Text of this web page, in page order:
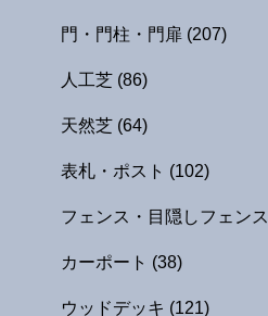
門・門柱・門扉 (207)
人工芝 (86)
天然芝 (64)
表札・ポスト (102)
フェンス・目隠しフェンス
カーポート (38)
ウッドデッキ (121)